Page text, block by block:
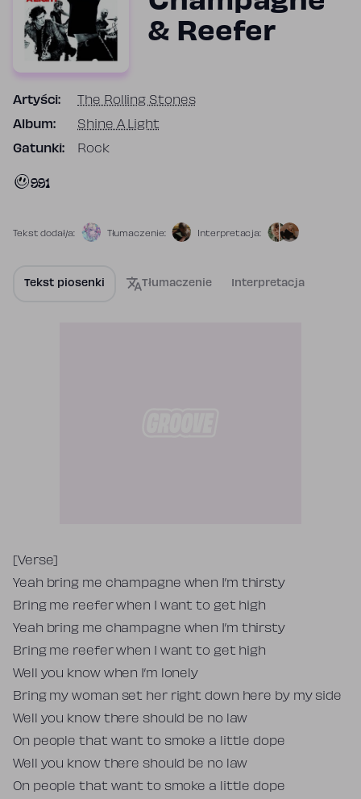
& Reefer
Artyści: The Rolling Stones
Album: Shine A Light
Gatunki: Rock
991
Tekst dodał/a: Tłumaczenie: Interpretacja:
Tekst piosenki Tłumaczenie Interpretacja
Tekst piosenki
[Verse]
Yeah bring me champagne when I’m thirsty
Bring me reefer when I want to get high
Yeah bring me champagne when I’m thirsty
Bring me reefer when I want to get high
Well you know when I’m lonely
Bring my woman set her right down here by my side
Well you know there should be no law
On people that want to smoke a little dope
Well you know there should be no law
On people that want to smoke a little dope